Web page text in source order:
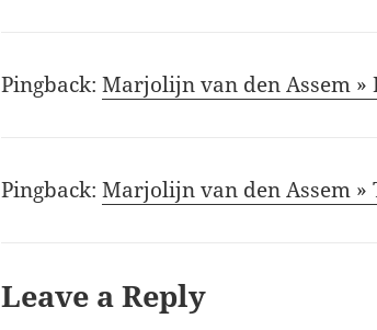
Pingback:Marjolijn van den Assem »
Pingback:Marjolijn van den Assem »
Leave a Reply